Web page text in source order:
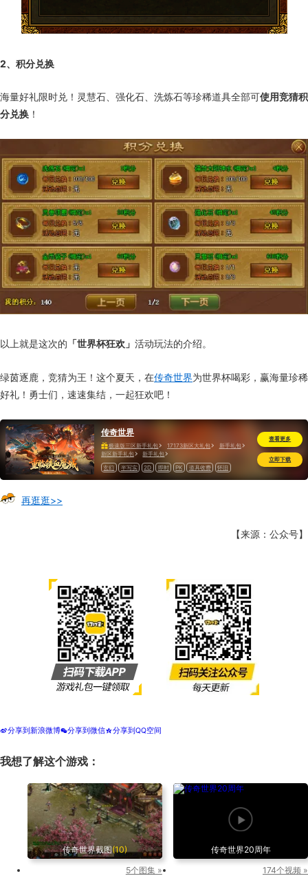
2、积分兑换
海量好礼限时兑！灵慧石、强化石、洗炼石等珍稀道具全部可使用竞猜积
分兑换 ！
以上就是这次的 「世界杯狂欢」 活动玩法的介绍。
绿茵逐鹿，竞猜为王！这个夏天，在传奇世界为世界杯喝彩，赢海量珍稀
好礼！勇士们，速速集结，一起狂欢吧！
传奇世界
极速版三区新手礼包 17173新区大礼包
新手礼包
新区新手礼包
新手礼包
玄幻
半写实 2D 即时 PK 道具收费 怀旧
查看更多
立即下载
再逛逛>>
【来源：公众号】
t分享到新浪微博w分享到微信z分享到QQ空间
我想了解这个游戏：
传奇世界截图(10)
5个图集 »
传奇世界20周年
174个视频 »